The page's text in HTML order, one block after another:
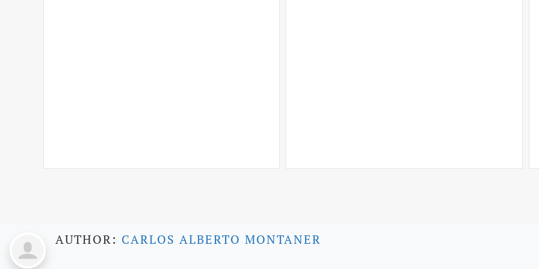
AUTHOR: CARLOS ALBERTO MONTANER